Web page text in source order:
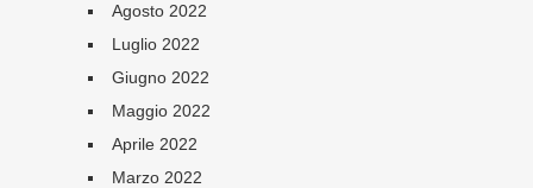
Agosto 2022
Luglio 2022
Giugno 2022
Maggio 2022
Aprile 2022
Marzo 2022